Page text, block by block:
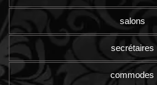
salons
secrétaires
commodes